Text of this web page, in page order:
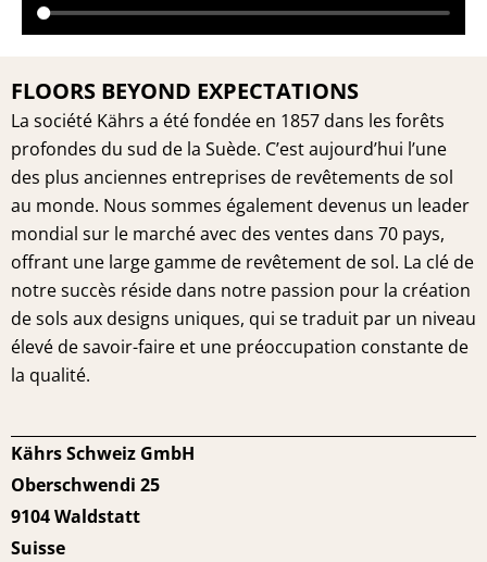
FLOORS BEYOND EXPECTATIONS
La société Kährs a été fondée en 1857 dans les forêts
profondes du sud de la Suède. C’est aujourd’hui l’une
des plus anciennes entreprises de revêtements de sol
au monde. Nous sommes également devenus un leader
mondial sur le marché avec des ventes dans 70 pays,
offrant une large gamme de revêtement de sol. La clé de
notre succès réside dans notre passion pour la création
de sols aux designs uniques, qui se traduit par un niveau
élevé de savoir-faire et une préoccupation constante de
la qualité.
Kährs Schweiz GmbH
Oberschwendi 25
9104 Waldstatt
Suisse